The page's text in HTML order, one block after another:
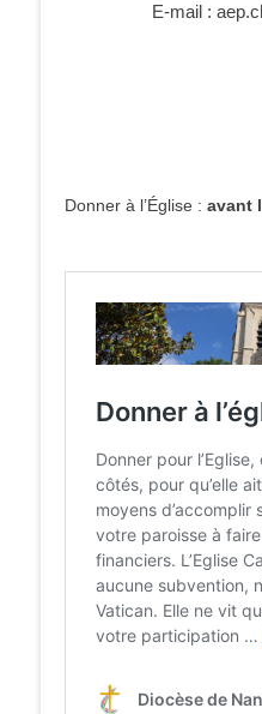
E-mail :
Donner à l’Église : avant